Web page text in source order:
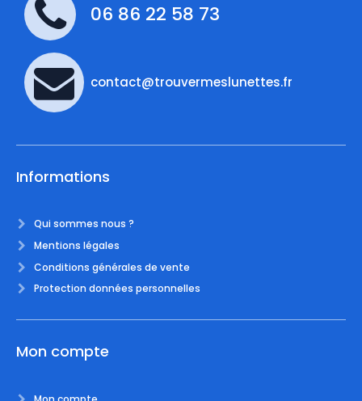
06 86 22 58 73
contact@trouvermeslunettes.fr
Informations
Qui sommes nous ?
Mentions légales
Conditions générales de vente
Protection données personnelles
Mon compte